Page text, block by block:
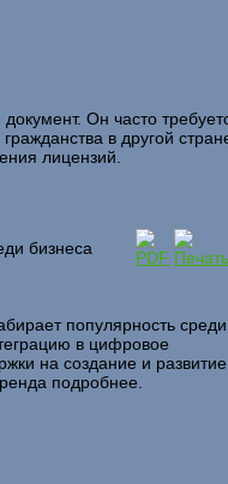
Он часто
в другой
лицензий.
бизнеса
популярность среди
в цифровое
на создание и развитие
подробнее.